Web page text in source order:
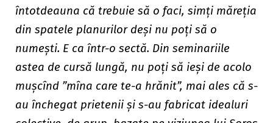
întotdeauna că trebuie să o faci, simți măreția
din spatele planurilor deși nu poți să o
numești. E ca într-o sectă. Din seminariile
astea de cursă lungă, nu poți să ieși de acolo
mușcînd ”mîna care te-a hrănit”, mai ales că s-
au închegat prietenii și s-au fabricat idealuri